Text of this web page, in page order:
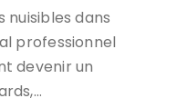
nuisibles dans
professionnel
devenir un